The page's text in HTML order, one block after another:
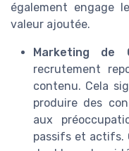
également engage
valeur ajoutée.
Marketing de
recrutement
contenu. Cela
produire des
aux
passifs et actifs.